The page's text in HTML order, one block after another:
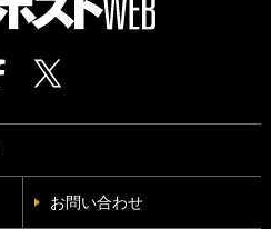
お問い合わせ